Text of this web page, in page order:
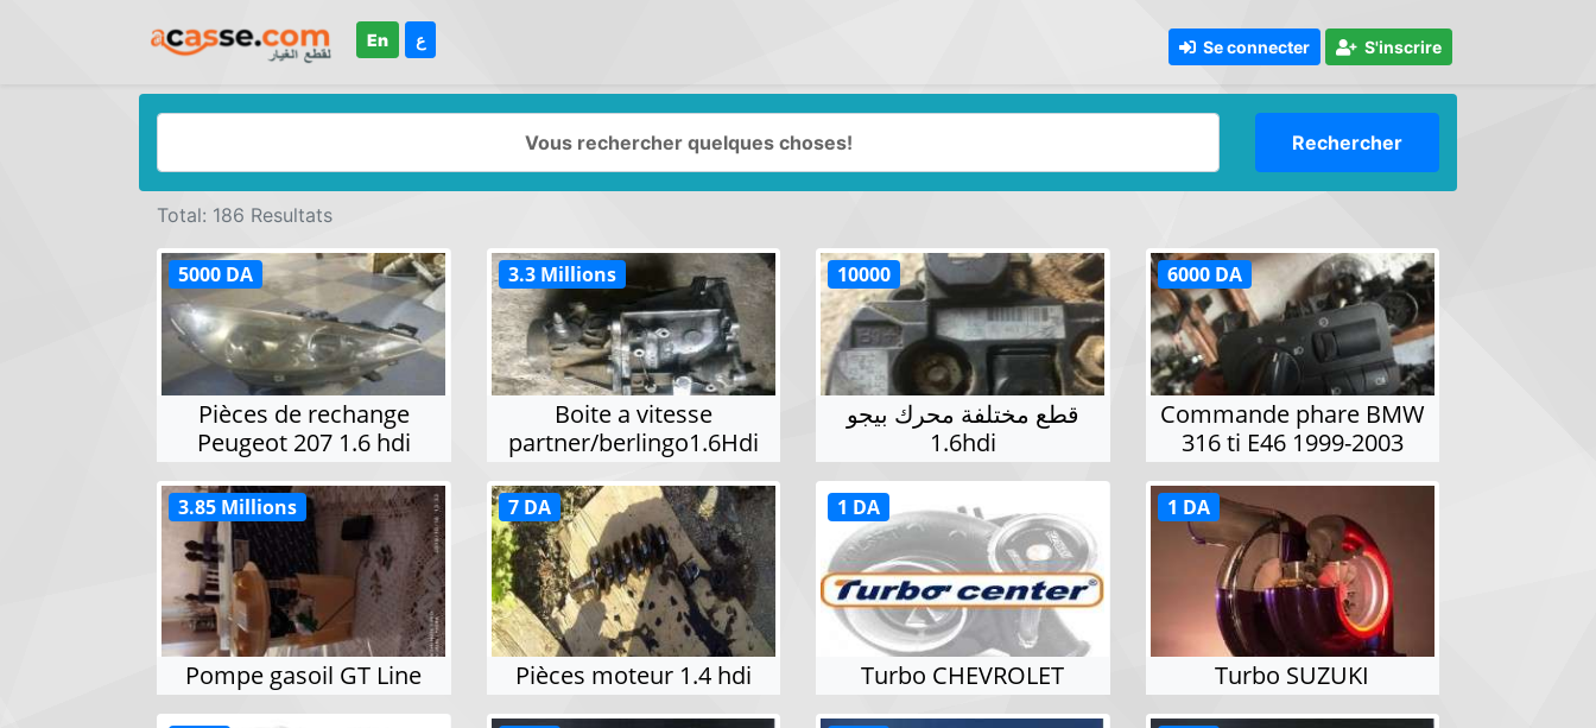
En ع Se connecter S'inscrire
Rechercher
Total: 186 Resultats
Pièces de rechange
Peugeot 207 1.6 hdi
5000 DA
Boite a vitesse
partner/berlingo1.6Hdi
3.3 Millions
قطع مختلفة محرك بيجو
1.6hdi
10000
Commande phare BMW
316 ti E46 1999-2003
6000 DA
Pompe gasoil GT Line
3.85 Millions
Pièces moteur 1.4 hdi
7 DA
Turbo CHEVROLET
1 DA
Turbo SUZUKI
1 DA